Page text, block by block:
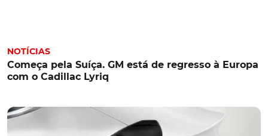
NOTÍCIAS
Começa pela Suíça. GM está de regresso à Europa
com o Cadillac Lyriq